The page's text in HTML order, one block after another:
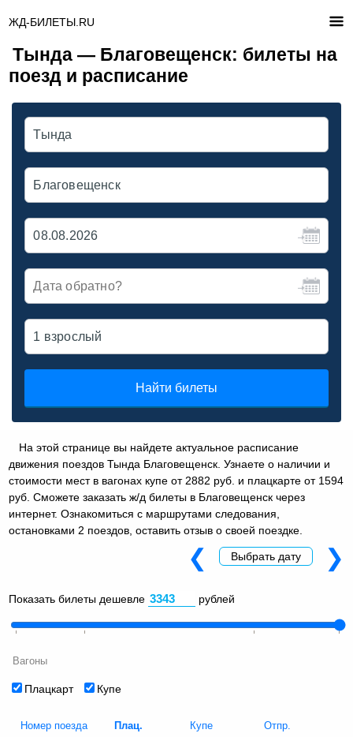
ЖД-БИЛЕТЫ.RU
Тында — Благовещенск: билеты на
поезд и расписание
Найти билеты
На этой странице вы найдете актуальное расписание
движения поездов Тында Благовещенск. Узнаете о наличии и
стоимости мест в вагонах купе от 2882 руб. и плацкарте от 1594
руб. Сможете заказать ж/д билеты в Благовещенск через
интернет. Ознакомиться с маршрутами следования,
остановками 2 поездов, оставить отзыв о своей поездке.
Показать билеты дешевле рублей
Вагоны
Плацкарт Купе
❮ Выбрать дату ❯
Номер поезда Плац. Купе Отпр.